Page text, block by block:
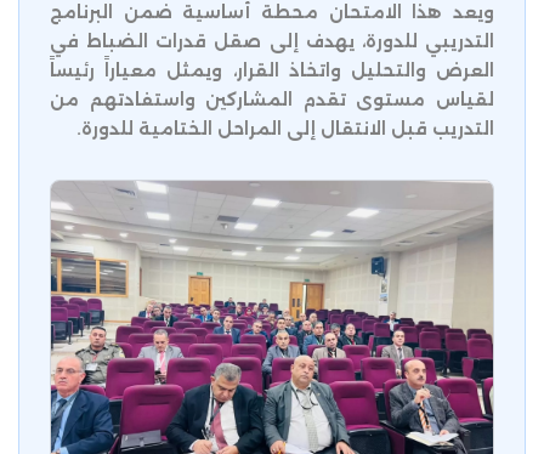
ويعد هذا الامتحان محطة أساسية ضمن البرنامج
التدريبي للدورة، يهدف إلى صقل قدرات الضباط في
العرض والتحليل واتخاذ القرار، ويمثل معياراً رئيساً
لقياس مستوى تقدم المشاركين واستفادتهم من
التدريب قبل الانتقال إلى المراحل الختامية للدورة.